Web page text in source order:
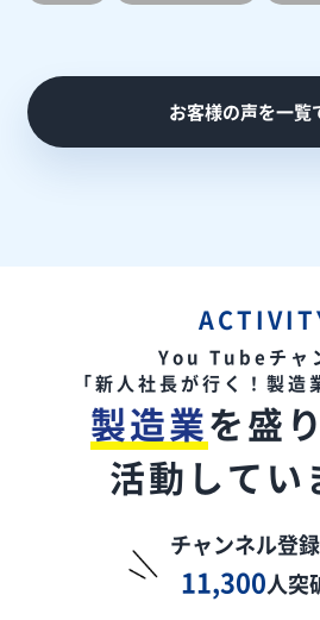
お客様の声を一覧
You Tubeチャ
「新人社長が行く！製造
製造業を盛
活動してい
チャンネル登
11,300人突